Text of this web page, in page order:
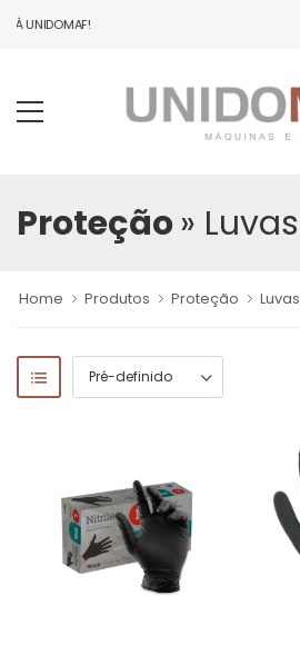
À UNIDOMAF!
Proteção» Luvas
Home Produtos Proteção Luvas